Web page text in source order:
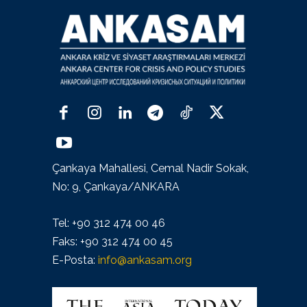
Çankaya Mahallesi, Cemal Nadir Sokak,
No: 9, Çankaya/ANKARA
Tel: +90 312 474 00 46
Faks: +90 312 474 00 45
E-Posta: info@ankasam.org